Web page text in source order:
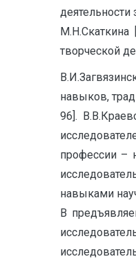
М.Н.Скаткина
творческой
навыков,
96].
профессии –
навыками
В